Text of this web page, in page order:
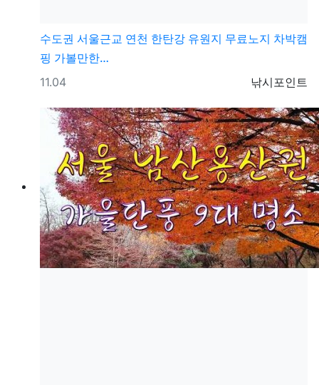
수도권 서울근교 연천 한탄강 유원지 무료노지 차박캠
핑 가볼만한…
등록자
낚시포인트
등록일
11.04